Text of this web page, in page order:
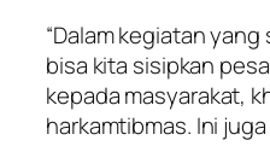
“Dalam kegiatan
bisa kita sisipkan
kepada masyarakat,
harkamtibmas. Ini